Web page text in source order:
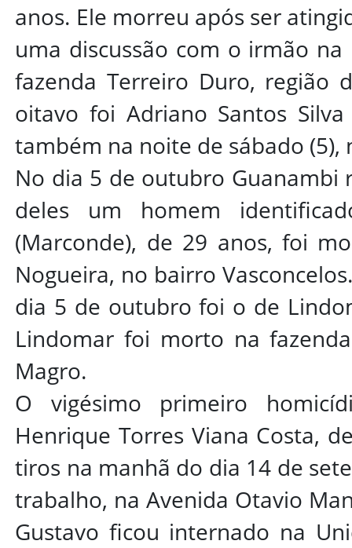
anos. Ele morreu após ser
uma discussão com o irmão
fazenda Terreiro Duro, região
oitavo foi Adriano Santos
também na noite de sábado (5),
No dia 5 de outubro Guanambi
deles um homem
(Marconde), de 29 anos, foi
Nogueira, no bairro
dia 5 de outubro foi o de
Lindomar foi morto na
Magro.
O vigésimo primeiro
Henrique Torres Viana Costa,
tiros na manhã do dia 14 de
trabalho, na Avenida Otavio
Gustavo ficou internado na